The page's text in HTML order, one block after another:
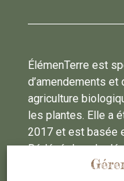
ÉlémenTerre est
d’amendements et
agriculture
les plantes. Elle a
2017 et est basée
Rédéné dans le